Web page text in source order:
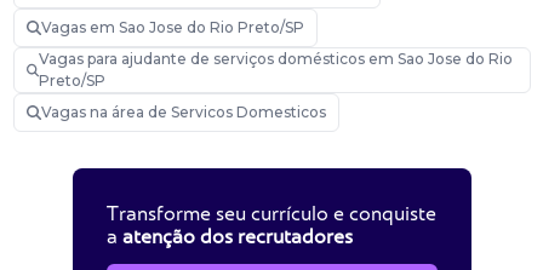
Vagas em Sao Jose do Rio Preto/SP
Vagas para ajudante de serviços domésticos em Sao Jose do Rio
Preto/SP
Vagas na área de Servicos Domesticos
Transforme seu currículo e conquiste
a atenção dos recrutadores